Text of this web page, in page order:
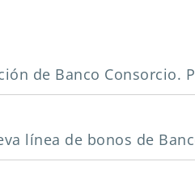
de Banco Consorcio.
línea de bonos de